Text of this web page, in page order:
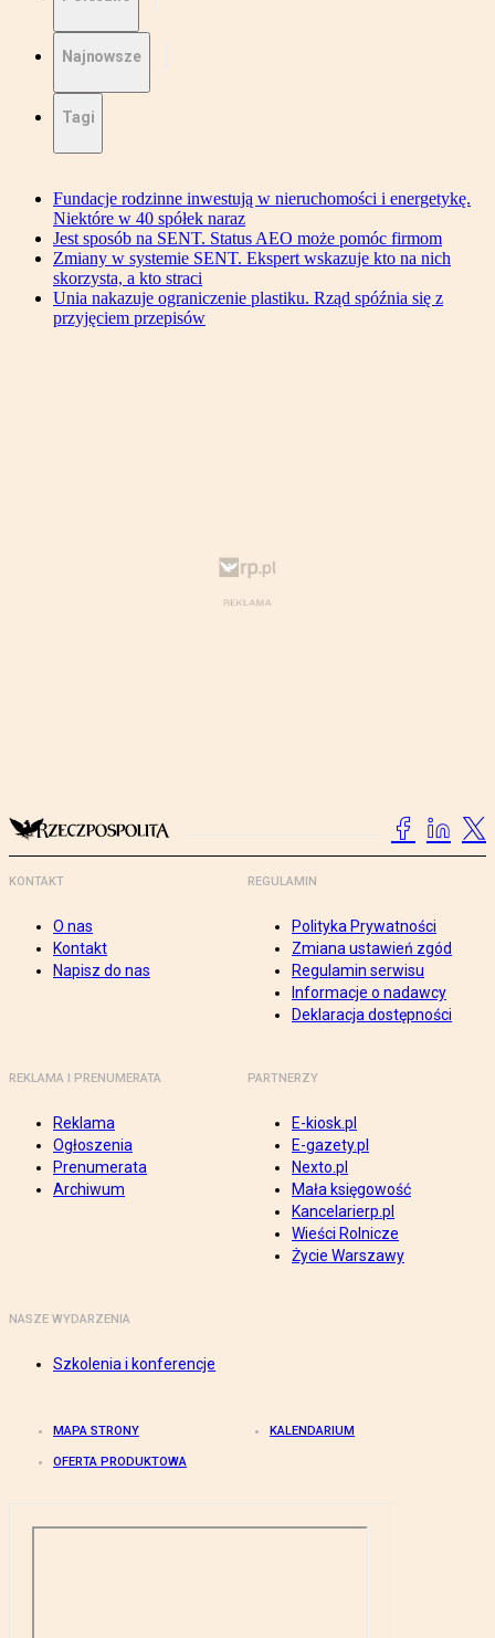
Najnowsze
Tagi
Fundacje rodzinne inwestują w nieruchomości i energetykę.
Niektóre w 40 spółek naraz
Jest sposób na SENT. Status AEO może pomóc firmom
Zmiany w systemie SENT. Ekspert wskazuje kto na nich
skorzysta, a kto straci
Unia nakazuje ograniczenie plastiku. Rząd spóźnia się z
przyjęciem przepisów
KONTAKT
O nas
Kontakt
Napisz do nas
REGULAMIN
Polityka Prywatności
Zmiana ustawień zgód
Regulamin serwisu
Informacje o nadawcy
Deklaracja dostępności
REKLAMA I PRENUMERATA
Reklama
Ogłoszenia
Prenumerata
Archiwum
PARTNERZY
E-kiosk.pl
E-gazety.pl
Nexto.pl
Mała księgowość
Kancelarierp.pl
Wieści Rolnicze
Życie Warszawy
NASZE WYDARZENIA
Szkolenia i konferencje
MAPA STRONY KALENDARIUM
OFERTA PRODUKTOWA